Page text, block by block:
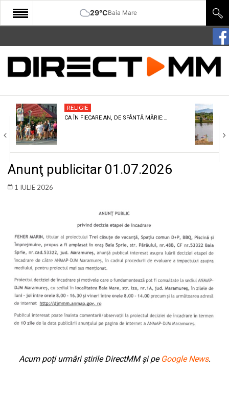
29°CBaia Mare
START
COMUNITATE
CULTURA
ECONOMIE
SANATATE
SPORT
LIFE
RELIGIE
CA ÎN FIECARE AN, DE SFÂNTĂ MĂRIE:…
Anunţ publicitar 01.07.2026
1 IULIE 2026
Acum poți urmări știrile DirectMM și pe Google News.